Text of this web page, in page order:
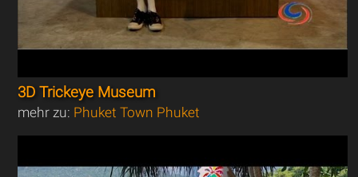
3D Trickeye Museum
mehr zu: Phuket Town Phuket